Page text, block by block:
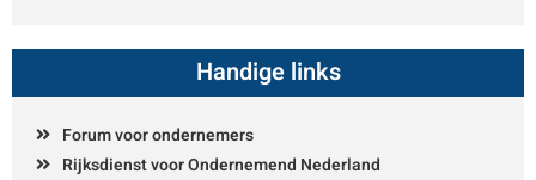
Handige links
Forum voor ondernemers
Rijksdienst voor Ondernemend Nederland